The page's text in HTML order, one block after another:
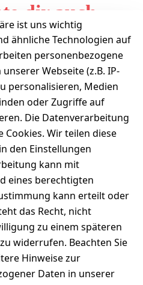
dir auch
ist uns wichtig
ähnliche Technologien auf
personenbezogene
Webseite (z.B. IP-
personalisieren, Medien
oder Zugriffe auf
Die Datenverarbeitung
Wir teilen diese
den Einstellungen
kann mit
eines berechtigten
kann erteilt oder
das Recht, nicht
zu einem späteren
widerrufen. Beachten Sie
Hinweise zur
Daten in unserer